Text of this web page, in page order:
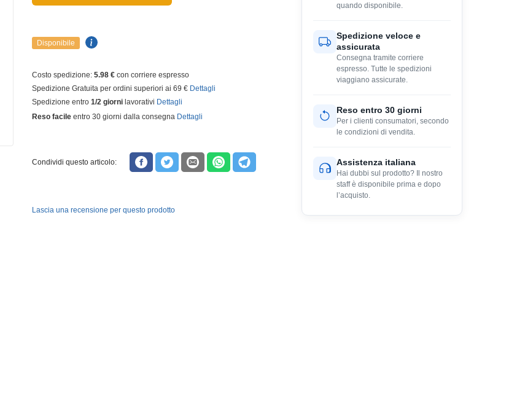
Disponibile
Costo spedizione: 5.98 € con corriere espresso
Spedizione Gratuita per ordini superiori ai 69 € Dettagli
Spedizione entro 1/2 giornilavorativi Dettagli
Reso facileentro 30 giorni dalla consegna Dettagli
Condividi questo articolo:
Lascia una recensione per questo prodotto
quando disponibile.
Spedizione veloce e
assicurata
Consegna tramite corriere
espresso. Tutte le spedizioni
viaggiano assicurate.
Reso entro 30 giorni
Per i clienti consumatori, secondo
le condizioni di vendita.
Assistenza italiana
Hai dubbi sul prodotto? Il nostro
staff è disponibile prima e dopo
l’acquisto.